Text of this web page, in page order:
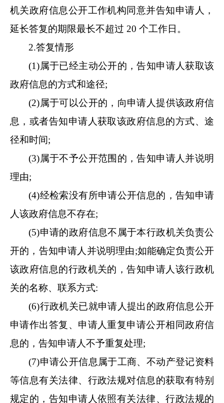
机关政府信息公开工作机构同意并告知申请人，
延长答复的期限最长不超过 20 个工作日。
2.答复情形
(1)属于已经主动公开的，告知申请人获取该
政府信息的方式和途径;
(2)属于可以公开的，向申请人提供该政府信
息，或者告知申请人获取该政府信息的方式、途
径和时间;
(3)属于不予公开范围的，告知申请人并说明
理由;
(4)经检索没有所申请公开信息的，告知申请
人该政府信息不存在;
(5)申请的政府信息不属于本行政机关负责公
开的 ， 告知申请人并说明理由;如能确定负责公开
该政府信息的行政机关的，告知申请人该行政机
关的名称、联系方式:
(6)行政机关已就申请人提出的政府信息公开
申请作出答复、申请人重复申请公开相同政府信
息的，告知申请人不予重复处理;
(7)申请公开信息属于工商、不动产登记资料
等信息有关法律、行政法规对信息的获取有特别
规定的，告知申请人依照有关法律、行政法规的